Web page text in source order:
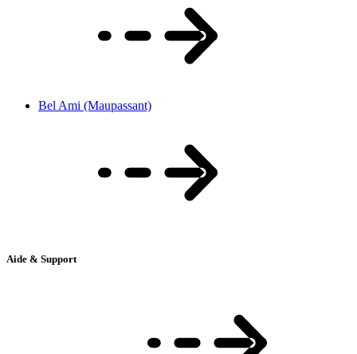
Bel Ami (Maupassant)
Aide & Support